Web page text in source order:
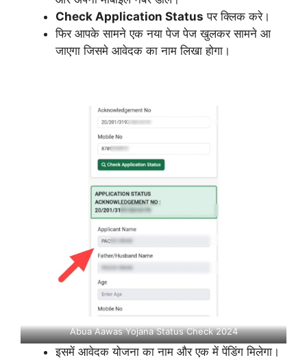
Check Application Status पर क्लिक करे।
फिर आपके सामने एक नया पेज पेज खुलकर सामने आ
जाएगा जिसमे आवेदक का नाम लिखा होगा।
Abua Aawas Yojana Status Check 2024
इसमें आवेदक योजना का नाम और एक में पेंडिंग मिलेगा।